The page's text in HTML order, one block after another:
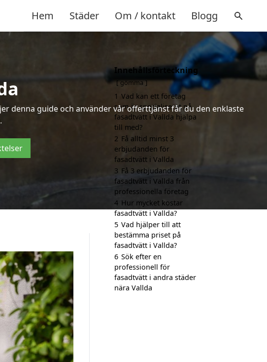
Hem Städer Om / kontakt Blogg
denna guide och använder vår offerttjänst får du den enklaste
Innehållsförteckning
gömma
1 Vad kan ett företag
som är specialiserat på
fasadtvätt i Vallda hjälpa
till med?
2 Få alltid minst 3
erbjudanden för
fasadtvätt i Vallda
3 Få 3 erbjudanden för
fasadtvätt i Vallda från
professionella företag
4 Hur mycket kostar
fasadtvätt i Vallda?
5 Vad hjälper till att
bestämma priset på
fasadtvätt i Vallda?
6 Sök efter en
professionell för
fasadtvätt i andra städer
nära Vallda